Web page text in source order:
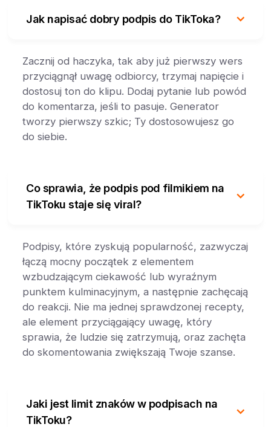
Jak napisać dobry podpis do TikToka?
Zacznij od haczyka, tak aby już pierwszy wers
przyciągnął uwagę odbiorcy, trzymaj napięcie i
dostosuj ton do klipu. Dodaj pytanie lub powód
do komentarza, jeśli to pasuje. Generator
tworzy pierwszy szkic; Ty dostosowujesz go
do siebie.
Co sprawia, że podpis pod filmikiem na
TikToku staje się viral?
Podpisy, które zyskują popularność, zazwyczaj
łączą mocny początek z elementem
wzbudzającym ciekawość lub wyraźnym
punktem kulminacyjnym, a następnie zachęcają
do reakcji. Nie ma jednej sprawdzonej recepty,
ale element przyciągający uwagę, który
sprawia, że ludzie się zatrzymują, oraz zachęta
do skomentowania zwiększają Twoje szanse.
Jaki jest limit znaków w podpisach na
TikToku?